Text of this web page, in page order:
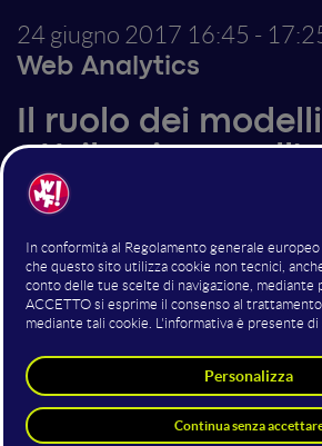
24 giugno 2017 16:45 -
Web Analytics
Il ruolo dei
attribuzione
della strategia di
caso Bakeca.it
Qual è la reale importanza dei
attraverso Google Analytics,
alla conversione, scegliendo un
attribuzione adeguato che